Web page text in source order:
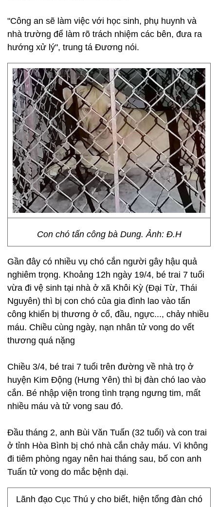
"Công an sẽ làm việc với học sinh, phụ huynh và
nhà trường để làm rõ trách nhiệm các bên, đưa ra
hướng xử lý", trung tá Đương nói.
Con chó tấn công bà Dung. Ảnh: Đ.H
Gần đây có nhiều vụ chó cắn người gây hậu quả
nghiêm trọng. Khoảng 12h ngày 19/4, bé trai 7 tuổi
vừa đi vệ sinh tại nhà ở xã Khôi Kỳ (Đại Từ, Thái
Nguyên) thì bị con chó của gia đình lao vào tấn
công khiến bị thương ở cổ, đầu, ngực..., chảy nhiều
máu. Chiều cùng ngày, nạn nhân tử vong do vết
thương quá nặng
Chiều 3/4, bé trai 7 tuổi trên đường về nhà trọ ở
huyện Kim Động (Hưng Yên) thì bị đàn chó lao vào
cắn. Bé nhập viện trong tình trạng ngưng tim, mất
nhiều máu và tử vong sau đó.
Đầu tháng 2, anh Bùi Văn Tuấn (32 tuổi) và con trai
ở tỉnh Hòa Bình bị chó nhà cắn chảy máu. Vì không
đi tiêm phòng ngay nên hai tháng sau, bố con anh
Tuấn tử vong do mắc bệnh dại.
Lãnh đạo Cục Thú y cho biết, hiện tổng đàn chó